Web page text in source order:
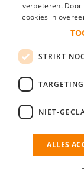
*
login gegevens
login
Bedrijf
nieuwe collega/
verbeteren.
cookies in
STRIKT
TARGETING
NIET-
ALLES